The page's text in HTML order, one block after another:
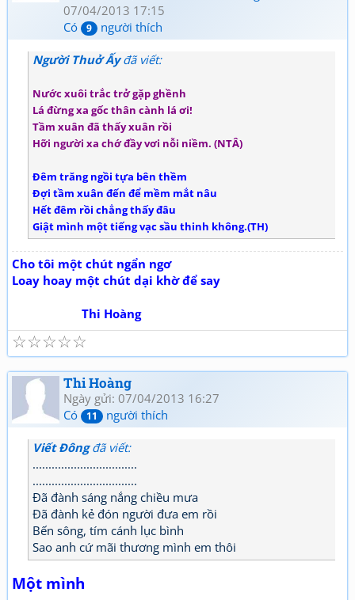
07/04/2013 17:15
Có
9 người thích
Người Thuở Ấyđã viết:
Nước xuôi trắc trở gặp ghềnh
Lá đừng xa gốc thân cành lá ơi!
Tầm xuân đã thấy xuân rồi
Hỡi người xa chớ đầy vơi nỗi niềm. (NTÂ)
Đêm trăng ngồi tựa bên thềm
Đợi tầm xuân đến để mềm mắt nâu
Hết đêm rồi chẳng thấy đâu
Giật mình một tiếng vạc sầu thinh không.(TH)
Cho tôi một chút ngẩn ngơ
Loay hoay một chút dại khờ để say
Thi Hoàng
☆
☆
☆
☆
☆
Thi Hoàng
Ngày gửi: 07/04/2013 16:27
Có
11 người thích
Viết Đôngđã viết:
.................................
.................................
Đã đành sáng nắng chiều mưa
Đã đành kẻ đón người đưa em rồi
Bến sông, tím cánh lục bình
Sao anh cứ mãi thương mình em thôi
Một mình